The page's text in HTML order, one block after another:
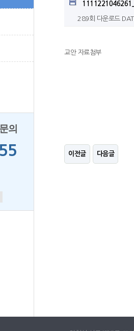
의
289회 다운로드
교안 자료첨부
이전글 다음글